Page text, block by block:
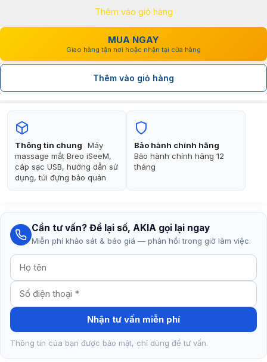
5.890.000₫.
4.366.000₫.
Thêm vào giỏ hàng
MUA NGAY
Giao hàng tận nơi hoặc nhận tại cửa hàng
Thêm vào giỏ hàng
Thông tin chung
Máy
massage mắt Breo iSeeM,
cáp sạc USB, hướng dẫn sử
dụng, túi đựng bảo quản
Bảo hành chính hãng
Bảo hành chính hãng 12
tháng
Cần tư vấn? Để lại số, AKIA gọi lại ngay
Miễn phí khảo sát & báo giá — phản hồi trong giờ làm việc.
Nhận tư vấn miễn phí
Thông tin của bạn được bảo mật, chỉ dùng để tư vấn.